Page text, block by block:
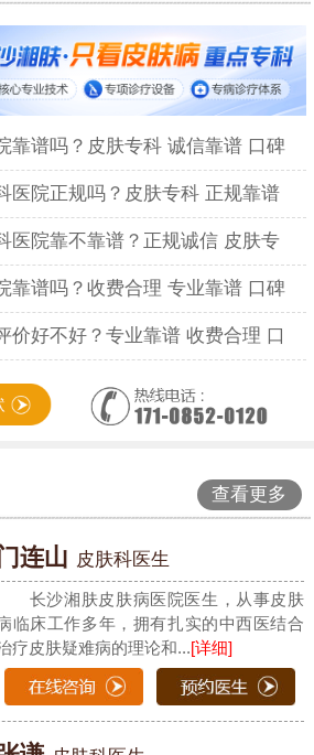
靠谱吗？皮肤专科 诚信靠谱 口碑
医院正规吗？皮肤专科 正规靠谱
医院靠不靠谱？正规诚信 皮肤专
靠谱吗？收费合理 专业靠谱 口碑
价好不好？专业靠谱 收费合理 口
查看更多
连山 皮肤科医生
长沙湘肤皮肤病医院医生，从事皮肤
临床工作多年，拥有扎实的中西医结合
疗皮肤疑难病的理论和...[详细]